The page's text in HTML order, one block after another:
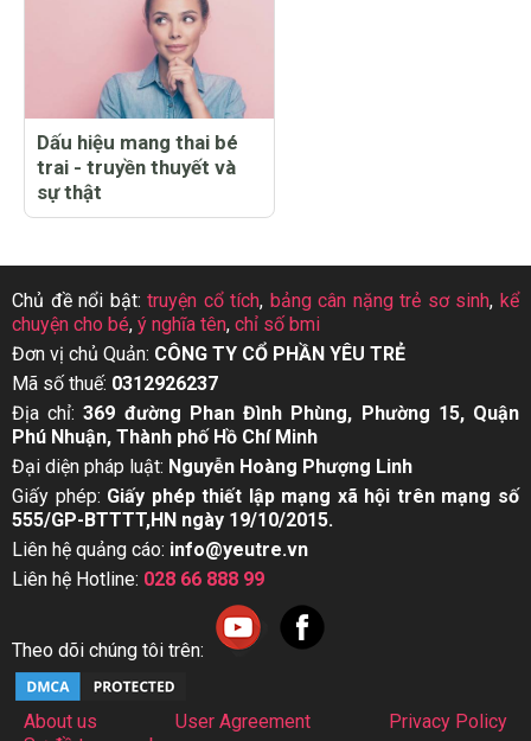
Dấu hiệu mang thai bé
trai - truyền thuyết và
sự thật
Chủ đề nổi bật:truyện cổ tích, bảng cân nặng trẻ sơ sinh,kể
chuyện cho bé, ý nghĩa tên, chỉ số bmi
Đơn vị chủ Quản: CÔNG TY CỔ PHẦN YÊU TRẺ
Mã số thuế: 0312926237
Địa chỉ:369 đường Phan Đình Phùng, Phường 15, Quận
Phú Nhuận, Thành phố Hồ Chí Minh
Đại diện pháp luật: Nguyễn Hoàng Phượng Linh
Giấy phép: Giấy phép thiết lập mạng xã hội trên mạng số
555/GP-BTTTT,HN ngày 19/10/2015.
Liên hệ quảng cáo: info@yeutre.vn
Liên hệ Hotline: 028 66 888 99
Theo dõi chúng tôi trên:
About us User Agreement
Privacy Policy